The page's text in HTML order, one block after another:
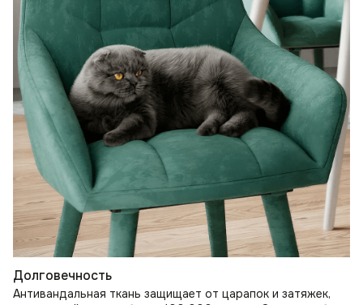
Долговечность
Антивандальная ткань защищает от царапок и затяжек,